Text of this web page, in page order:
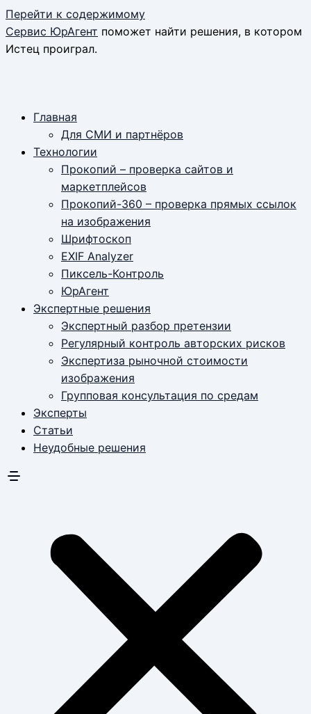
Перейти к содержимому
Сервис ЮрАгент поможет найти решения, в котором
Истец проиграл.
Главная
Для СМИ и партнёров
Технологии
Прокопий – проверка сайтов и
маркетплейсов
Прокопий-360 – проверка прямых ссылок
на изображения
Шрифтоскоп
EXIF Analyzer
Пиксель-Контроль
ЮрАгент
Экспертные решения
Экспертный разбор претензии
Регулярный контроль авторских рисков
Экспертиза рыночной стоимости
изображения
Групповая консультация по средам
Эксперты
Статьи
Неудобные решения